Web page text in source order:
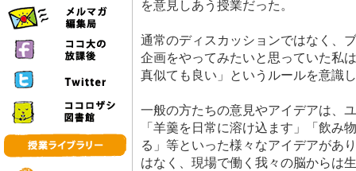
を意見しあう授業だった。
通常のディスカッションではなく、
企画をやってみたいと思っていた私
真似ても良い」というルールを意識
一般の方たちの意見やアイデアは、
「羊羹を日常に溶け込ます」「飲み
る」等といった様々なアイデアがあ
はなく、現場で働く我々の脳からは